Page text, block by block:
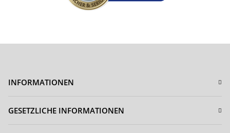
INFORMATIONEN
GESETZLICHE INFORMATIONEN